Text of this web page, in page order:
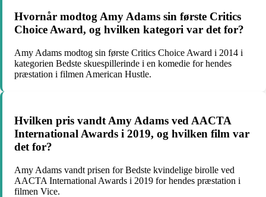
Hvornår modtog Amy Adams sin første Critics
Choice Award, og hvilken kategori var det for?
Amy Adams modtog sin første Critics Choice Award i 2014 i
kategorien Bedste skuespillerinde i en komedie for hendes
præstation i filmen American Hustle.
Hvilken pris vandt Amy Adams ved AACTA
International Awards i 2019, og hvilken film var
det for?
Amy Adams vandt prisen for Bedste kvindelige birolle ved
AACTA International Awards i 2019 for hendes præstation i
filmen Vice.